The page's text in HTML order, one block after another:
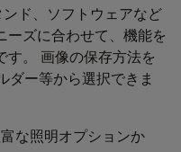
ド、ソフトウェアなど
ーズに合わせて、機能を
す。 画像の保存方法を
ダー等から選択できま
な照明オプションか